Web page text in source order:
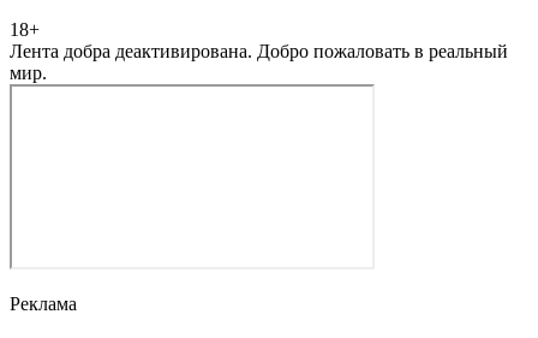
18+
Лента добра деактивирована. Добро пожаловать в реальный
мир.
Реклама